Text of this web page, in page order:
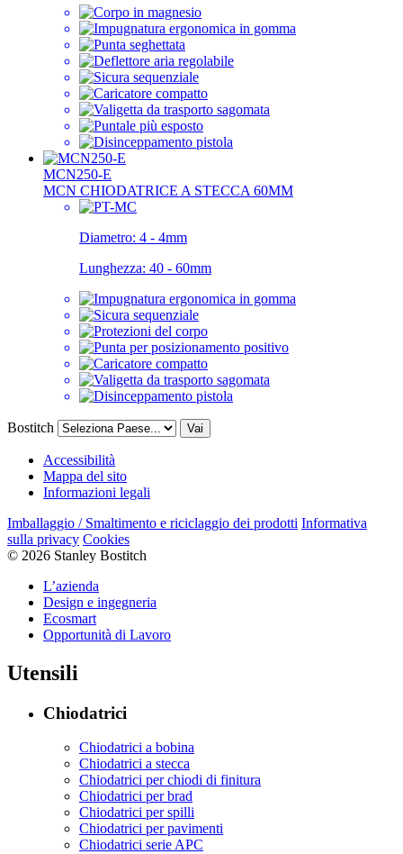
MCN250-E
MCN CHIODATRICE A STECCA 60MM
Diametro: 4 - 4mm
Lunghezza: 40 - 60mm
Bostitch Vai
Accessibilità
Mappa del sito
Informazioni legali
Imballaggio / Smaltimento e riciclaggio dei prodotti Informativa
sulla privacy Cookies
© 2026 Stanley Bostitch
L’azienda
Design e ingegneria
Ecosmart
Opportunità di Lavoro
Utensili
Chiodatrici
Chiodatrici a bobina
Chiodatrici a stecca
Chiodatrici per chiodi di finitura
Chiodatrici per brad
Chiodatrici per spilli
Chiodatrici per pavimenti
Chiodatrici serie APC